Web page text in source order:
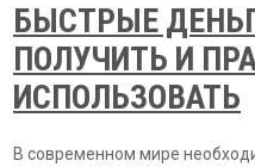
БЫСТРЫЕ
ПОЛУЧИТЬ И
ИСПОЛЬЗОВАТЬ
В современном мире